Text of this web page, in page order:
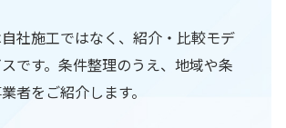
社施工ではなく、紹介・比較モデ
です。条件整理のうえ、地域や条
者をご紹介します。